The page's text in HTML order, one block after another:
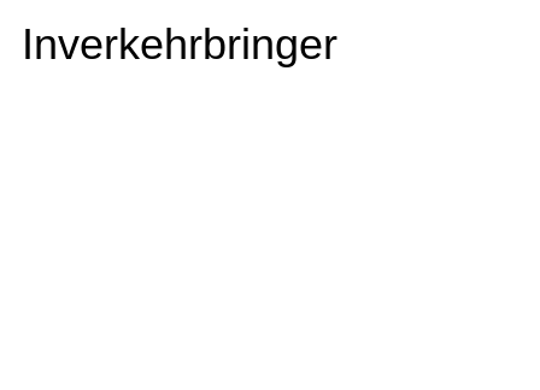
Inverkehrbringer